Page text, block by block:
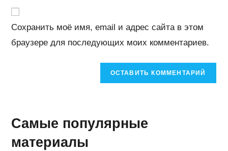
прокомментировать
веб-
сайта
(необязательно)
Сохранить моё имя, email и адрес сайта в этом
браузере для последующих моих комментариев.
Самые популярные
материалы